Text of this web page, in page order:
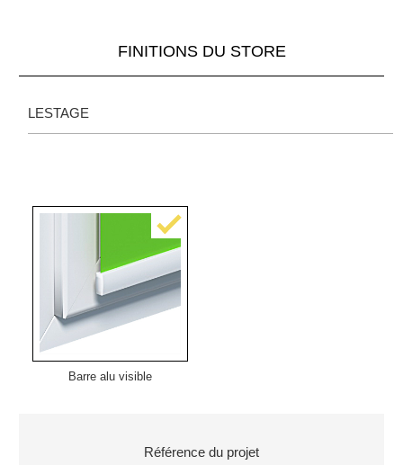
FINITIONS DU STORE
LESTAGE
Barre alu visible
Référence du projet